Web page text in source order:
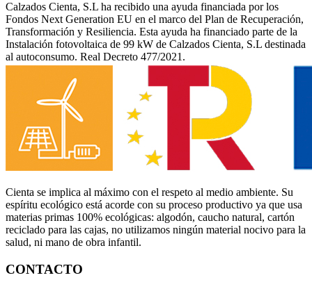
Calzados Cienta, S.L ha recibido una ayuda financiada por los
Fondos Next Generation EU en el marco del Plan de Recuperación,
Transformación y Resiliencia. Esta ayuda ha financiado parte de la
Instalación fotovoltaica de 99 kW de Calzados Cienta, S.L destinada
al autoconsumo. Real Decreto 477/2021.
Cienta se implica al máximo con el respeto al medio ambiente. Su
espíritu ecológico está acorde con su proceso productivo ya que usa
materias primas 100% ecológicas: algodón, caucho natural, cartón
reciclado para las cajas, no utilizamos ningún material nocivo para la
salud, ni mano de obra infantil.
CONTACTO